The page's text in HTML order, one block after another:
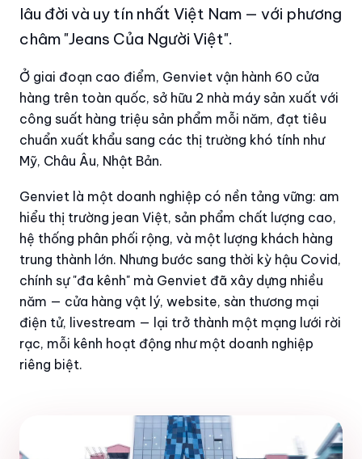
lâu đời và uy tín nhất Việt Nam — với phương
châm "Jeans Của Người Việt".
Ở giai đoạn cao điểm, Genviet vận hành 60 cửa
hàng trên toàn quốc, sở hữu 2 nhà máy sản xuất với
công suất hàng triệu sản phẩm mỗi năm, đạt tiêu
chuẩn xuất khẩu sang các thị trường khó tính như
Mỹ, Châu Âu, Nhật Bản.
Genviet là một doanh nghiệp có nền tảng vững: am
hiểu thị trường jean Việt, sản phẩm chất lượng cao,
hệ thống phân phối rộng, và một lượng khách hàng
trung thành lớn. Nhưng bước sang thời kỳ hậu Covid,
chính sự "đa kênh" mà Genviet đã xây dựng nhiều
năm — cửa hàng vật lý, website, sàn thương mại
điện tử, livestream — lại trở thành một mạng lưới rời
rạc, mỗi kênh hoạt động như một doanh nghiệp
riêng biệt.